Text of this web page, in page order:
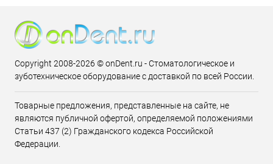
Copyright 2008-2026 © onDent.ru - Стоматологическое и
зуботехническое оборудование с доставкой по всей России.
Товарные предложения, представленные на сайте, не
являются публичной офертой, определяемой положениями
Статьи 437 (2) Гражданского кодекса Российской
Федерации.